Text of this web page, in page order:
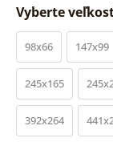
Vyberte
98x66 147x99
245x165
392x264